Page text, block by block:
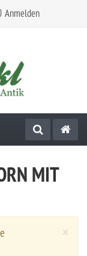
Anmelden
MIT
×